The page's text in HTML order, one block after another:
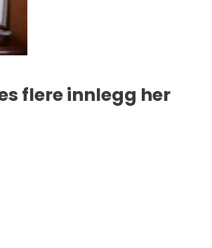
flere innlegg her